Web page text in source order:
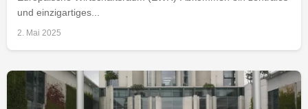
und einzigartiges...
2. Mai 2025